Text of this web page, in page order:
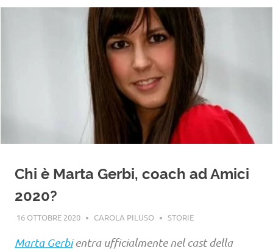
Chi è Marta Gerbi, coach ad Amici
2020?
16 OTTOBRE 2020 CAROLA PILUSO STORIE
Marta Gerbientra ufficialmente nel cast della